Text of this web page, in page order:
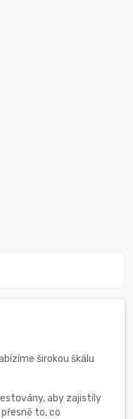
širokou škálu
aby zajistily
to, co